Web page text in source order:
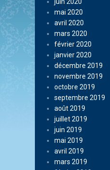
mai 2020
avril 2020
mars 2020
février 2020
janvier 2020
décembre 2019
novembre 2019
octobre 2019
septembre 2019
août 2019
juillet 2019
juin 2019
mai 2019
avril 2019
mars 2019